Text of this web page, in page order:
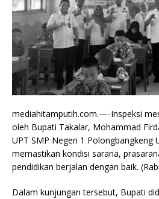
mediahitamputih.com.—-Inspeksi
oleh Bupati Takalar, Mohammad
UPT SMP Negeri 1 Polongbangkeng
memastikan kondisi sarana,
pendidikan berjalan dengan baik.
Dalam kunjungan tersebut, Bupati